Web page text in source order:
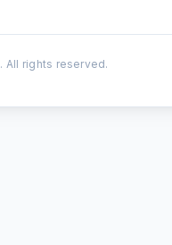
. All rights reserved.